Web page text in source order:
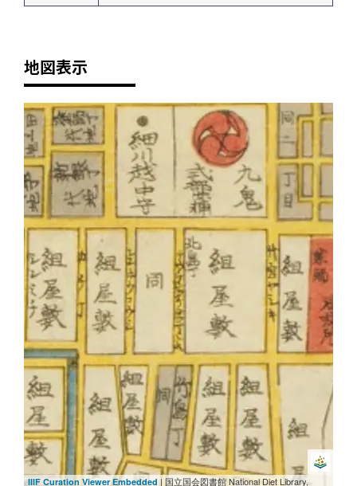
地図表示
+
-
IIIF Curation Viewer Embedded | 国立国会図書館 National Diet Library,